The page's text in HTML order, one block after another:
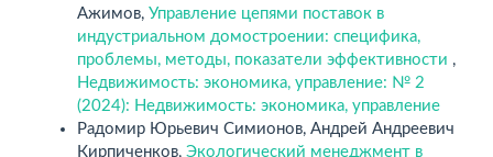
Ажимов, Управление цепями поставок в
индустриальном домостроении: специфика,
проблемы, методы, показатели эффективности ,
Недвижимость: экономика, управление: № 2
(2024): Недвижимость: экономика, управление
Радомир Юрьевич Симионов, Андрей Андреевич
Кирпиченков, Экологический менеджмент в